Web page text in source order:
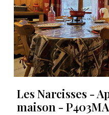
Les Narcisses -
maison -